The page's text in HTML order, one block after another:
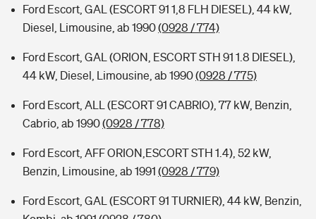
Ford Escort, GAL (ESCORT 91 1,8 FLH DIESEL), 44 kW,
Diesel, Limousine, ab 1990(0928 / 774)
Ford Escort, GAL (ORION, ESCORT STH 91 1.8 DIESEL),
44 kW, Diesel, Limousine, ab 1990(0928 / 775)
Ford Escort, ALL (ESCORT 91 CABRIO), 77 kW, Benzin,
Cabrio, ab 1990(0928 / 778)
Ford Escort, AFF ORION,ESCORT STH 1.4), 52 kW,
Benzin, Limousine, ab 1991 (0928 / 779)
Ford Escort, GAL (ESCORT 91 TURNIER), 44 kW, Benzin,